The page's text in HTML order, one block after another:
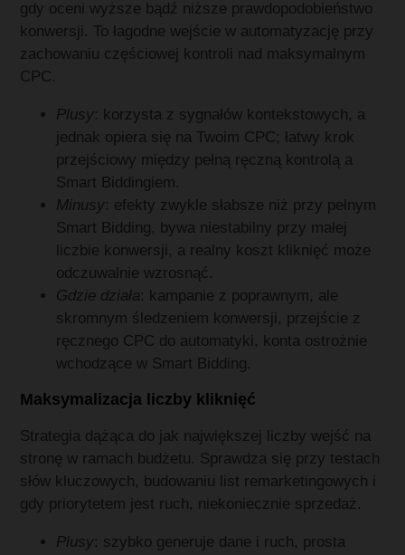
gdy oceni wyższe bądź niższe prawdopodobieństwo
konwersji. To łagodne wejście w automatyzację przy
zachowaniu częściowej kontroli nad maksymalnym
CPC.
Plusy: korzysta z sygnałów kontekstowych, a
jednak opiera się na Twoim CPC; łatwy krok
przejściowy między pełną ręczną kontrolą a
Smart Biddingiem.
Minusy: efekty zwykle słabsze niż przy pełnym
Smart Bidding, bywa niestabilny przy małej
liczbie konwersji, a realny koszt kliknięć może
odczuwalnie wzrosnąć.
Gdzie działa: kampanie z poprawnym, ale
skromnym śledzeniem konwersji, przejście z
ręcznego CPC do automatyki, konta ostrożnie
wchodzące w Smart Bidding.
Maksymalizacja liczby kliknięć
Strategia dążąca do jak największej liczby wejść na
stronę w ramach budżetu. Sprawdza się przy testach
słów kluczowych, budowaniu list remarketingowych i
gdy priorytetem jest ruch, niekoniecznie sprzedaż.
Plusy: szybko generuje dane i ruch, prosta